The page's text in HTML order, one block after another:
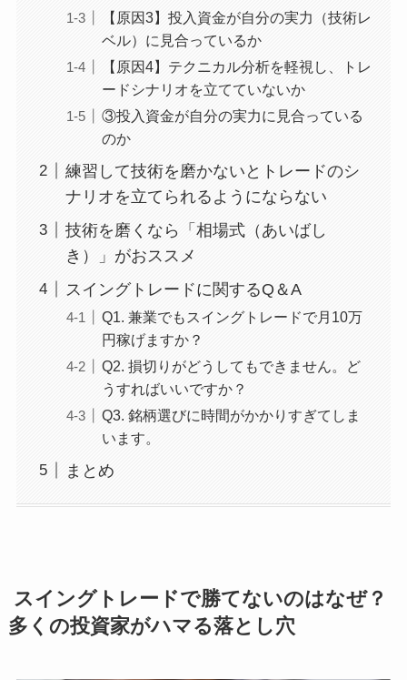
【原因3】投入資金が自分の実力（技術レ
ベル）に見合っているか
【原因4】テクニカル分析を軽視し、トレ
ードシナリオを立てていないか
③投入資金が自分の実力に見合っている
のか
練習して技術を磨かないとトレードのシ
ナリオを立てられるようにならない
技術を磨くなら「相場式（あいばし
き）」がおススメ
スイングトレードに関するQ＆A
Q1. 兼業でもスイングトレードで月10万
円稼げますか？
Q2. 損切りがどうしてもできません。ど
うすればいいですか？
Q3. 銘柄選びに時間がかかりすぎてしま
います。
まとめ
スイングトレードで勝てないのはなぜ？
多くの投資家がハマる落とし穴